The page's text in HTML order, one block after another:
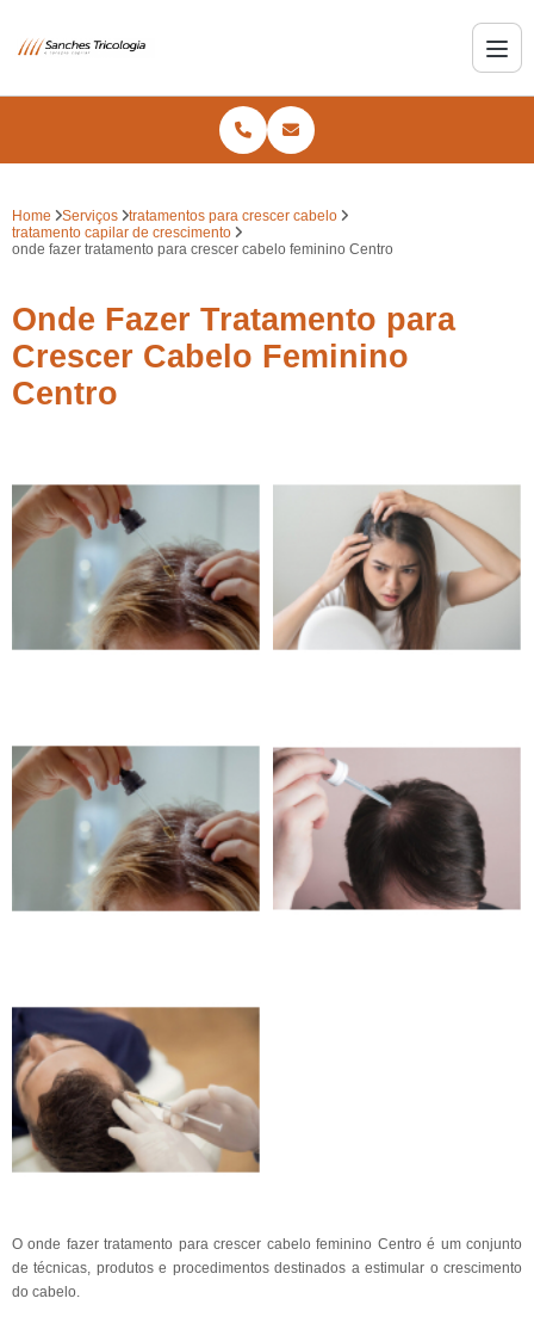
Home Serviços
tratamentos para crescer cabelo
tratamento capilar de crescimento
onde fazer tratamento para crescer cabelo feminino Centro
Onde Fazer Tratamento para
Crescer Cabelo Feminino
Centro
O onde fazer tratamento para crescer cabelo feminino Centro é um conjunto
de técnicas, produtos e procedimentos destinados a estimular o crescimento
do cabelo.